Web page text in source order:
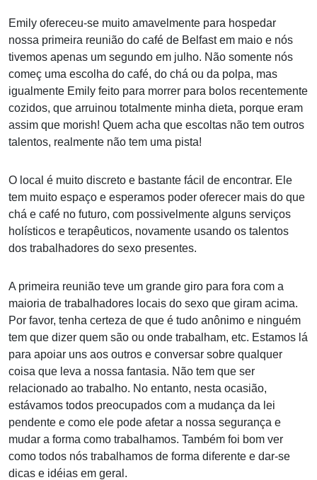
Emily ofereceu-se muito amavelmente para hospedar
nossa primeira reunião do café de Belfast em maio e nós
tivemos apenas um segundo em julho. Não somente nós
começ uma escolha do café, do chá ou da polpa, mas
igualmente Emily feito para morrer para bolos recentemente
cozidos, que arruinou totalmente minha dieta, porque eram
assim que morish! Quem acha que escoltas não tem outros
talentos, realmente não tem uma pista!
O local é muito discreto e bastante fácil de encontrar. Ele
tem muito espaço e esperamos poder oferecer mais do que
chá e café no futuro, com possivelmente alguns serviços
holísticos e terapêuticos, novamente usando os talentos
dos trabalhadores do sexo presentes.
A primeira reunião teve um grande giro para fora com a
maioria de trabalhadores locais do sexo que giram acima.
Por favor, tenha certeza de que é tudo anônimo e ninguém
tem que dizer quem são ou onde trabalham, etc. Estamos lá
para apoiar uns aos outros e conversar sobre qualquer
coisa que leva a nossa fantasia. Não tem que ser
relacionado ao trabalho. No entanto, nesta ocasião,
estávamos todos preocupados com a mudança da lei
pendente e como ele pode afetar a nossa segurança e
mudar a forma como trabalhamos. Também foi bom ver
como todos nós trabalhamos de forma diferente e dar-se
dicas e idéias em geral.